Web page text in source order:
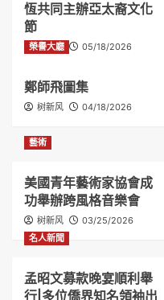
恆共同主辦亞太裔文化
節
树新风 05/18/2026
榮譽大廳
鄭師飛圖集
树新风 04/18/2026
藝術
美國青年藝術家協會成
功舉辦跨風格音樂會
树新风 03/25/2026
名人新聞
孟昭文募款晚宴順利舉
行|多位僑界知名領袖出